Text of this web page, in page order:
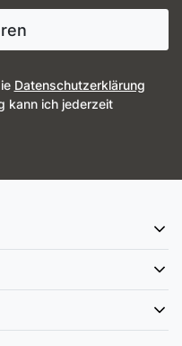
Daten­schutz­erklärung
kann ich jederzeit